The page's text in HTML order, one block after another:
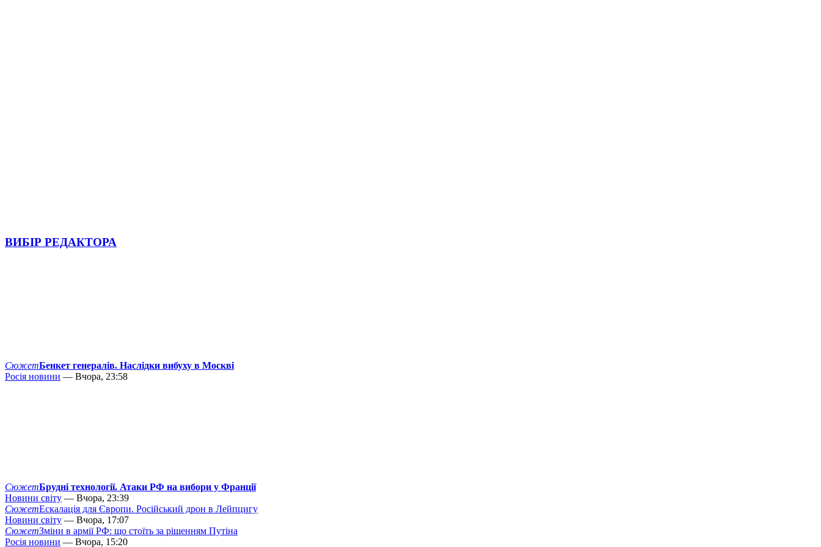
ВИБІР РЕДАКТОРА
СюжетБенкет генералів. Наслідки вибуху в Москві
Росія новини — Вчора, 23:58
СюжетБрудні технології. Атаки РФ на вибори у Франції
Новини світу — Вчора, 23:39
СюжетЕскалація для Європи. Російський дрон в Лейпцигу
Новини світу — Вчора, 17:07
СюжетЗміни в армії РФ: що стоїть за рішенням Путіна
Росія новини — Вчора, 15:20